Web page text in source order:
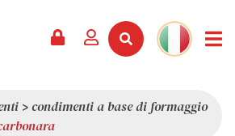
>condimenti a base di formaggio